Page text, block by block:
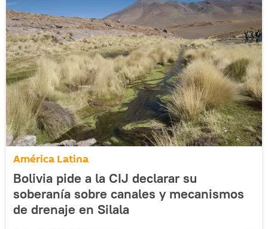
América Latina
Bolivia pide a la CIJ declarar su
soberanía sobre canales y mecanismos
de drenaje en Silala